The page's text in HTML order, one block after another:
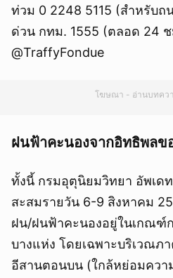
ท่วม 0 2248 5115 (สำหรับถ
ด่วน กทม. 1555 (ตลอด 24
@TraffyFondue
โฆษณา - อ่านบทคว
ฝนฟ้าคะนองจากอิทธิพลข
ทั้งนี้ กรมอุตุนิยมวิทยา อัพเด
สะสมรายวัน 6-9 สิงหาคม
ฝน/ฝนฟ้าคะนองอยู่ในเกณฑ์
บางแห่ง โดยเฉพาะบริเวณภ
อีสานตอนบน (ใกล้หย่อมควา